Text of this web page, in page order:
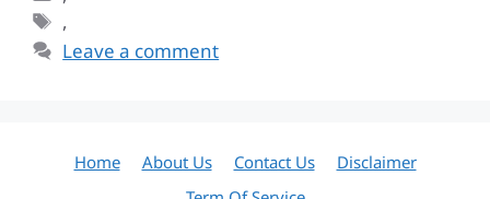
Tags
,
Leave a comment
Home About Us Contact Us
Disclaimer